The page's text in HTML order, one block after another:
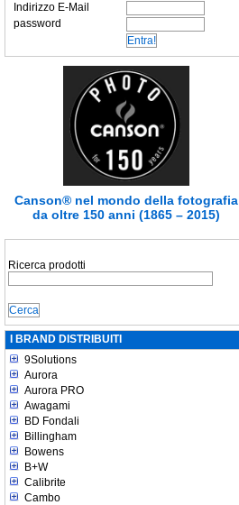
Indirizzo E-Mail
password
Canson® nel mondo della fotografia
da oltre 150 anni (1865 – 2015)
Ricerca prodotti
I BRAND DISTRIBUITI
9Solutions
Aurora
Aurora PRO
Awagami
BD Fondali
Billingham
Bowens
B+W
Calibrite
Cambo